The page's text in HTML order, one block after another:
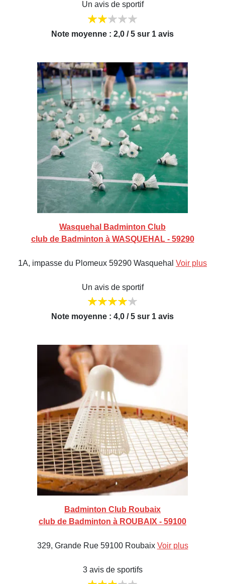
Un avis de sportif
Note moyenne : 2,0 / 5 sur 1 avis
Wasquehal Badminton Club
club de Badminton à WASQUEHAL - 59290
1A, impasse du Plomeux 59290 Wasquehal Voir plus
Un avis de sportif
Note moyenne : 4,0 / 5 sur 1 avis
Badminton Club Roubaix
club de Badminton à ROUBAIX - 59100
329, Grande Rue 59100 Roubaix Voir plus
3 avis de sportifs